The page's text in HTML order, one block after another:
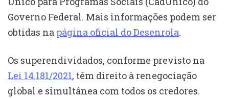
Governo Federal. Mais informações podem ser
obtidas na página oficial do Desenrola.
Os superendividados, conforme previsto na
Lei 14.181/2021, têm direito à renegociação
global e simultânea com todos os credores.